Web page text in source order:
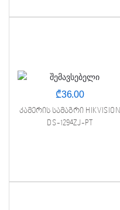
₾36.00
კამერის სამაგრი HIKVISION
DS-1294ZJ-PT